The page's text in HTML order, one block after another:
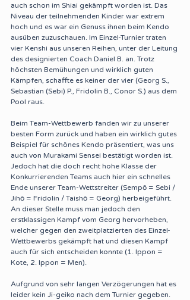
auch schon im Shiai gekämpft worden ist. Das
Niveau der teilnehmenden Kinder war extrem
hoch und es war ein Genuss ihnen beim Kendo
ausüben zuzuschauen. Im Einzel-Turnier traten
vier Kenshi aus unseren Reihen, unter der Leitung
des designierten Coach Daniel B. an. Trotz
höchsten Bemühungen und wirklich guten
Kämpfen, schaffte es keiner der vier (Georg S.,
Sebastian (Sebi) P., Fridolin B., Conor S.) aus dem
Pool raus.
Beim Team-Wettbewerb fanden wir zu unserer
besten Form zurück und haben ein wirklich gutes
Beispiel für schönes Kendo präsentiert, was uns
auch von Murakami Sensei bestätigt worden ist.
Jedoch hat die doch recht hohe Klasse der
Konkurrierenden Teams auch hier ein schnelles
Ende unserer Team-Wettstreiter (Sempō = Sebi /
Jihō = Fridolin / Taishō = Georg) herbeigeführt.
An dieser Stelle muss man jedoch den
erstklassigen Kampf vom Georg hervorheben,
welcher gegen den zweitplatzierten des Einzel-
Wettbewerbs gekämpft hat und diesen Kampf
auch für sich entscheiden konnte (1. Ippon =
Kote, 2. Ippon = Men).
Aufgrund von sehr langen Verzögerungen hat es
leider kein Ji-geiko nach dem Turnier gegeben.